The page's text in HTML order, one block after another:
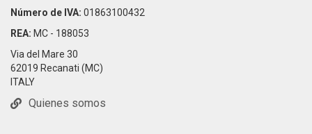
Número de IVA: 01863100432
REA: MC - 188053
Via del Mare 30
62019 Recanati (MC)
ITALY
Quienes somos